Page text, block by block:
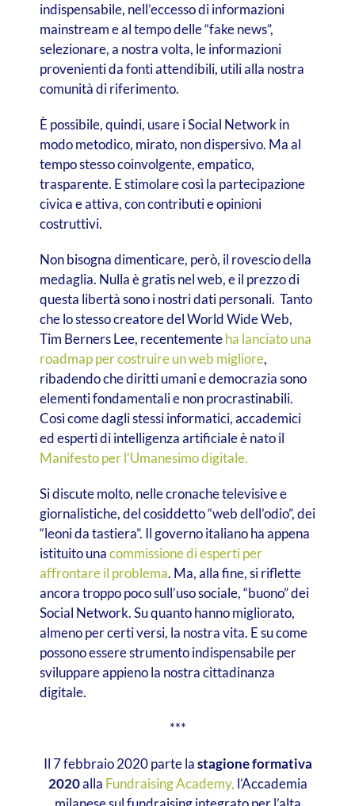
indispensabile, nell’eccesso di informazioni
mainstream e al tempo delle “fake news”,
selezionare, a nostra volta, le informazioni
provenienti da fonti attendibili, utili alla nostra
comunità di riferimento.
È possibile, quindi, usare i Social Network in
modo metodico, mirato, non dispersivo. Ma al
tempo stesso coinvolgente, empatico,
trasparente. E stimolare così la partecipazione
civica e attiva, con contributi e opinioni
costruttivi.
Non bisogna dimenticare, però, il rovescio della
medaglia. Nulla è gratis nel web, e il prezzo di
questa libertà sono i nostri dati personali. Tanto
che lo stesso creatore del World Wide Web,
Tim Berners Lee, recentementeha lanciato una
roadmap per costruire un web migliore,
ribadendo che diritti umani e democrazia sono
elementi fondamentali e non procrastinabili.
Così come dagli stessi informatici, accademici
ed esperti di intelligenza artificiale è nato il
Manifesto per l’Umanesimo digitale.
Si discute molto, nelle cronache televisive e
giornalistiche, del cosiddetto “web dell’odio”, dei
“leoni da tastiera”. Il governo italiano ha appena
istituito unacommissione di esperti per
affrontare il problema. Ma, alla fine, si riflette
ancora troppo poco sull’uso sociale, “buono” dei
Social Network. Su quanto hanno migliorato,
almeno per certi versi, la nostra vita. E su come
possono essere strumento indispensabile per
sviluppare appieno la nostra cittadinanza
digitale.
***
Il 7 febbraio 2020 parte lastagione formativa
2020alla Fundraising Academy, l’Accademia